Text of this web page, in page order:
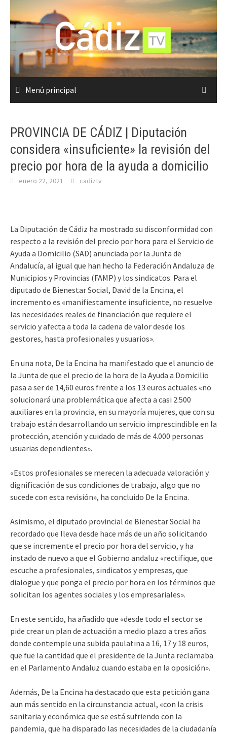
contenido
Menú principal
PROVINCIA DE CÁDIZ | Diputación
considera «insuficiente» la revisión del
precio por hora de la ayuda a domicilio
enero 22, 2021 cadiztv
La Diputación de Cádiz ha mostrado su disconformidad con
respecto a la revisión del precio por hora para el Servicio de
Ayuda a Domicilio (SAD) anunciada por la Junta de
Andalucía, al igual que han hecho la Federación Andaluza de
Municipios y Provincias (FAMP) y los sindicatos. Para el
diputado de Bienestar Social, David de la Encina, el
incremento es «manifiestamente insuficiente, no resuelve
las necesidades reales de financiación que requiere el
servicio y afecta a toda la cadena de valor desde los
gestores, hasta profesionales y usuarios».
En una nota, De la Encina ha manifestado que el anuncio de
la Junta de que el precio de la hora de la Ayuda a Domicilio
pasa a ser de 14,60 euros frente a los 13 euros actuales «no
solucionará una problemática que afecta a casi 2.500
auxiliares en la provincia, en su mayoría mujeres, que con su
trabajo están desarrollando un servicio imprescindible en la
protección, atención y cuidado de más de 4.000 personas
usuarias dependientes».
«Estos profesionales se merecen la adecuada valoración y
dignificación de sus condiciones de trabajo, algo que no
sucede con esta revisión», ha concluido De la Encina.
Asimismo, el diputado provincial de Bienestar Social ha
recordado que lleva desde hace más de un año solicitando
que se incremente el precio por hora del servicio, y ha
instado de nuevo a que el Gobierno andaluz «rectifique, que
escuche a profesionales, sindicatos y empresas, que
dialogue y que ponga el precio por hora en los términos que
solicitan los agentes sociales y los empresariales».
En este sentido, ha añadido que «desde todo el sector se
pide crear un plan de actuación a medio plazo a tres años
donde contemple una subida paulatina a 16, 17 y 18 euros,
que fue la cantidad que el presidente de la Junta reclamaba
en el Parlamento Andaluz cuando estaba en la oposición».
Además, De la Encina ha destacado que esta petición gana
aun más sentido en la circunstancia actual, «con la crisis
sanitaria y económica que se está sufriendo con la
pandemia, que ha disparado las necesidades de la ciudadanía